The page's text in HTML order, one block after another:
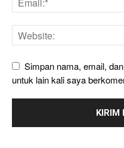
Simpan nama, email,
untuk lain kali saya